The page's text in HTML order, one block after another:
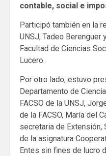
contable, social e
Participó también en la
UNSJ, Tadeo Berenguer
Facultad de Ciencias
Lucero.
Por otro lado, estuvo
Departamento de
FACSO de la UNSJ,
de la FACSO, María del
secretaria de Extensión,
de la asignatura
Entes sin fines de lucro